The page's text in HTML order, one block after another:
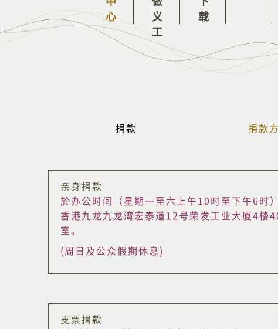
捐款 捐款
亲身捐款
於办公时间（星期一至六上午10时至下午6时
香港九龙九龙湾宏泰道12号荣发工业大厦4楼
室。
(周日及公众假期休息)
支票捐款